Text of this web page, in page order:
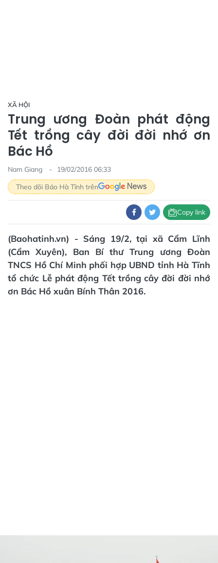
XÃ HỘI
Trung ương Đoàn phát động
Tết trồng cây đời đời nhớ ơn
Bác Hồ
Nam Giang
19/02/2016 06:33
Theo dõi Báo Hà Tĩnh trên
Copy link
(Baohatinh.vn) - Sáng 19/2, tại xã Cẩm Lĩnh
(Cẩm Xuyên), Ban Bí thư Trung ương Đoàn
TNCS Hồ Chí Minh phối hợp UBND tỉnh Hà Tĩnh
tổ chức Lễ phát động Tết trồng cây đời đời nhớ
ơn Bác Hồ xuân Bính Thân 2016.